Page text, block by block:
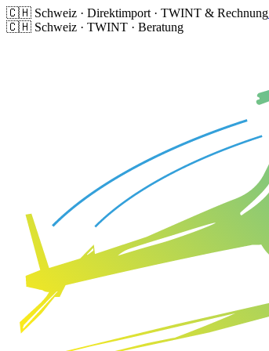
🇨🇭 Schweiz · Direktimport · TWINT & Rechnung
🇨🇭 Schweiz · TWINT · Beratung